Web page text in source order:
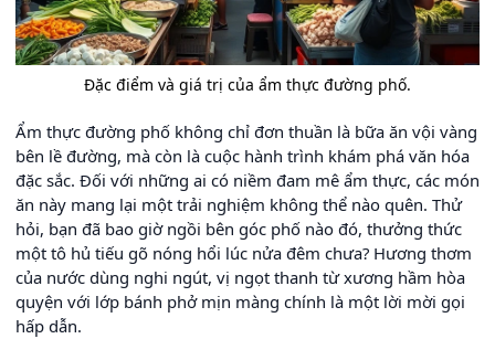
Đặc điểm và giá trị của ẩm thực đường phố.
Ẩm thực đường phố không chỉ đơn thuần là bữa ăn vội vàng
bên lề đường, mà còn là cuộc hành trình khám phá văn hóa
đặc sắc. Đối với những ai có niềm đam mê ẩm thực, các món
ăn này mang lại một trải nghiệm không thể nào quên. Thử
hỏi, bạn đã bao giờ ngồi bên góc phố nào đó, thưởng thức
một tô hủ tiếu gõ nóng hổi lúc nửa đêm chưa? Hương thơm
của nước dùng nghi ngút, vị ngọt thanh từ xương hầm hòa
quyện với lớp bánh phở mịn màng chính là một lời mời gọi
hấp dẫn.